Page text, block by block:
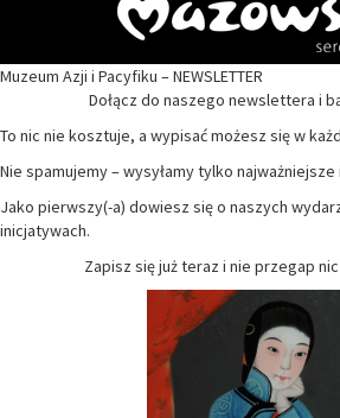
Muzeum Azji i Pacyfiku – NEWSLETTER
Dołącz do naszego newslettera i
To nic nie kosztuje, a wypisać możesz się w
Nie spamujemy – wysyłamy tylko
Jako pierwszy(-a) dowiesz się o naszych
inicjatywach.
Zapisz się już teraz i nie przegap